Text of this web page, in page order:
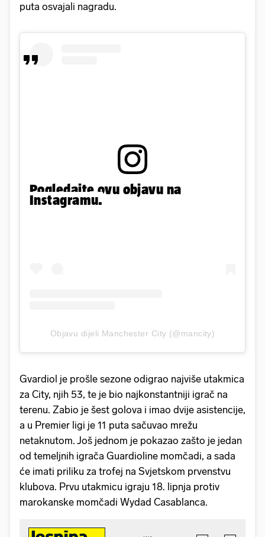
puta osvajali nagradu.
Pogledajte ovu objavu na
Instagramu.
Objavu dijeli Manchester City (@mancity)
Gvardiol je prošle sezone odigrao najviše utakmica
za City, njih 53, te je bio najkonstantniji igrač na
terenu. Zabio je šest golova i imao dvije asistencije,
a u Premier ligi je 11 puta sačuvao mrežu
netaknutom. Još jednom je pokazao zašto je jedan
od temeljnih igrača Guardioline momčadi, a sada
će imati priliku za trofej na Svjetskom prvenstvu
klubova. Prvu utakmicu igraju 18. lipnja protiv
marokanske momčadi Wydad Casablanca.